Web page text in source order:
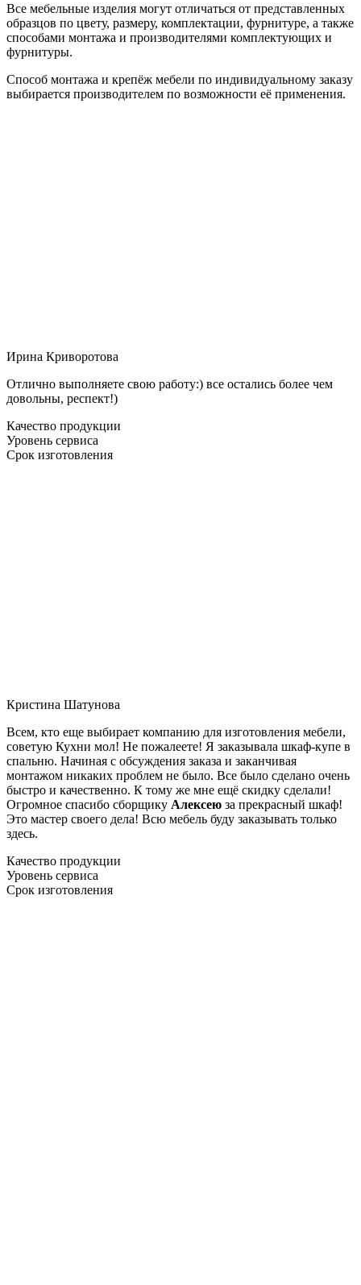
Все мебельные изделия могут отличаться от представленных
образцов по цвету, размеру, комплектации, фурнитуре, а также
способами монтажа и производителями комплектующих и
фурнитуры.
Способ монтажа и крепёж мебели по индивидуальному заказу
выбирается производителем по возможности её применения.
Ирина Криворотова
Отлично выполняете свою работу:) все остались более чем
довольны, респект!)
Качество продукции
Уровень сервиса
Срок изготовления
Кристина Шатунова
Всем, кто еще выбирает компанию для изготовления мебели,
советую Кухни мол! Не пожалеете! Я заказывала шкаф-купе в
спальню. Начиная с обсуждения заказа и заканчивая
монтажом никаких проблем не было. Все было сделано очень
быстро и качественно. К тому же мне ещё скидку сделали!
Огромное спасибо сборщику Алексею за прекрасный шкаф!
Это мастер своего дела! Всю мебель буду заказывать только
здесь.
Качество продукции
Уровень сервиса
Срок изготовления